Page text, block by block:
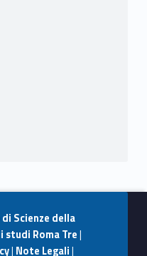
Scienze della
studi Roma Tre|
| Note Legali|